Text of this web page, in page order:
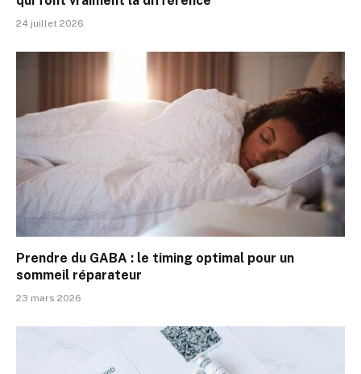
24 juillet 2026
Prendre du GABA : le timing optimal pour un
sommeil réparateur
23 mars 2026